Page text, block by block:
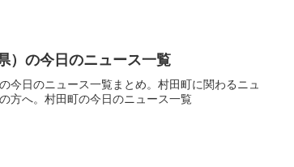
）の今日のニュース一覧
今日のニュース一覧まとめ。村田町に関わるニュ
方へ。村田町の今日のニュース一覧